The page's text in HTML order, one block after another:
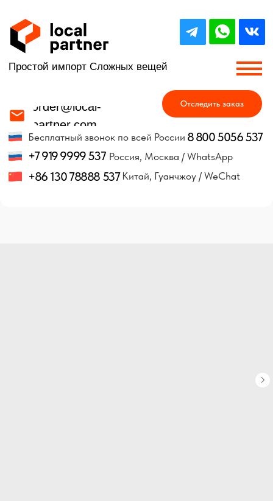
+86 130 78888 537
+7 919 9999 537
8 800 5056 537
Китай, Гуанчжоу / WeChat
Россия, Москва / WhatsApp
Простой импорт Сложных вещей
Отследить заказ